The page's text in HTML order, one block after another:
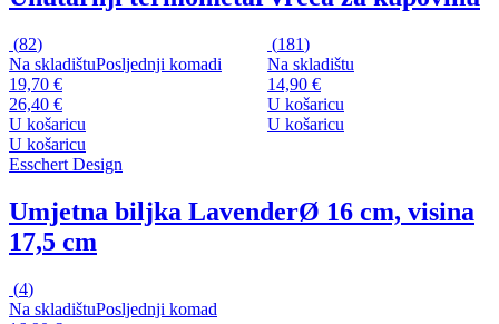
(82)
Na skladištuPosljednji komadi
19,70 €
26,40 €
U košaricu
U košaricu
(181)
Na skladištu
14,90 €
U košaricu
U košaricu
Esschert Design
Umjetna biljka LavenderØ 16 cm, visina
17,5 cm
(4)
Na skladištuPosljednji komad